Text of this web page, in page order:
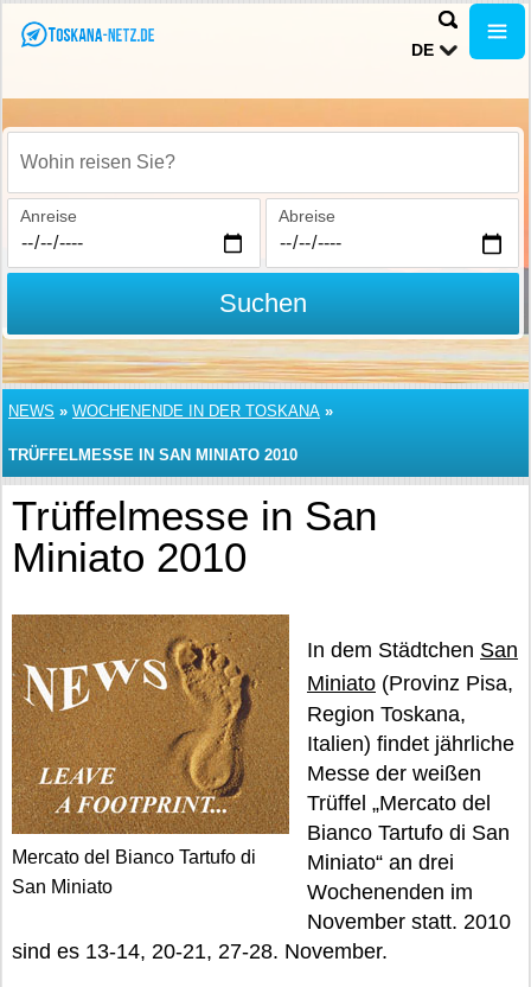
DE
Wohin reisen Sie?
Anreise Abreise
Suchen
NEWS » WOCHENENDE IN DER TOSKANA »
TRÜFFELMESSE IN SAN MINIATO 2010
Trüffelmesse in San
Miniato 2010
Mercato del Bianco Tartufo di
San Miniato
In dem Städtchen San
Miniato (Provinz Pisa,
Region Toskana,
Italien) findet jährliche
Messe der weißen
Trüffel „Mercato del
Bianco Tartufo di San
Miniato“ an drei
Wochenenden im
November statt. 2010
sind es 13-14, 20-21, 27-28. November.